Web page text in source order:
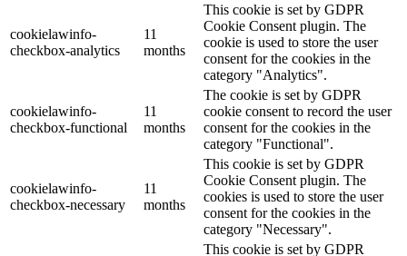
cookielawinfo-
checkbox-analytics
11
months
This cookie is set by GDPR
Cookie Consent plugin. The
cookie is used to store the user
consent for the cookies in the
category "Analytics".
cookielawinfo-
checkbox-functional
11
months
The cookie is set by GDPR
cookie consent to record the user
consent for the cookies in the
category "Functional".
cookielawinfo-
checkbox-necessary
11
months
This cookie is set by GDPR
Cookie Consent plugin. The
cookies is used to store the user
consent for the cookies in the
category "Necessary".
This cookie is set by GDPR